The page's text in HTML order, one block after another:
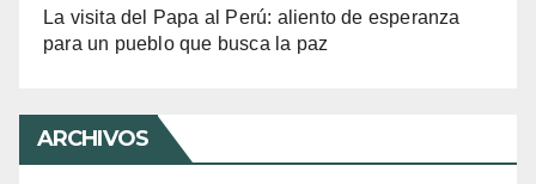
La visita del Papa al Perú: aliento de esperanza
para un pueblo que busca la paz
ARCHIVOS